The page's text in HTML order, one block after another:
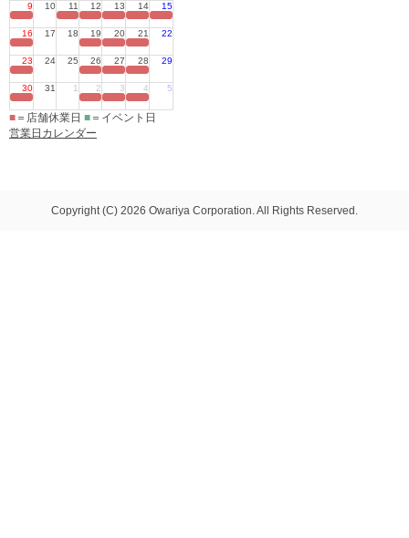
9 10 11 12 13 14 15
16 17 18 19 20 21 22
23 24 25 26 27 28 29
30 31 1 2 3 4 5
■ ＝店舗休業日 ■ ＝イベント日
営業日カレンダー
Copyright (C) 2026 Owariya Corporation. All Rights Reserved.